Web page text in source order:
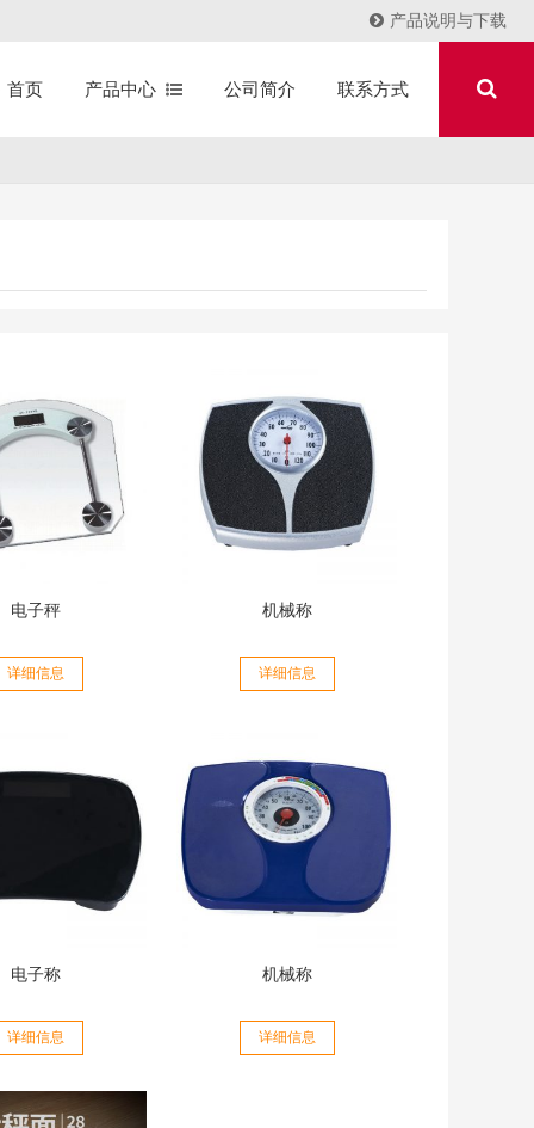
产品说明与下载
首页 产品中心 公司简介 联系方式
电子秤
详细信息
机械称
详细信息
电子称
详细信息
机械称
详细信息